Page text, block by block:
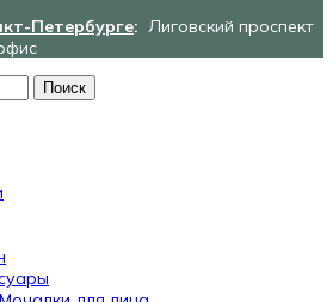
Петербурге: Лиговский проспект
Поиск